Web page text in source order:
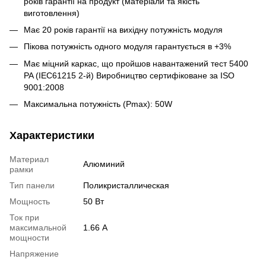
виготовлення)
Має 20 років гарантії на вихідну потужність модуля
Пікова потужність одного модуля гарантується в +3%
Має міцний каркас, що пройшов навантажений тест 5400
PA (IEC61215 2-й) Виробництво сертифіковане за ISO
9001:2008
Максимальна потужність (Pmax): 50W
Характеристики
Материал
рамки
Алюминий
Тип панели
Поликристаллическая
Мощность
50 Вт
Ток при
максимальной
мощности
1.66 А
Напряжение